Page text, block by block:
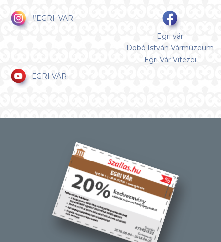
#EGRI_VAR
Egri vár
Dobó István Vármúzeum
Egri Vár Vitézei
EGRI VÁR